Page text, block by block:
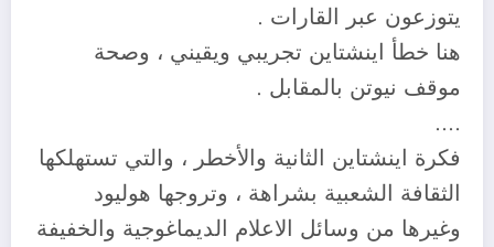
يتوزعون عبر القارات .
هنا خطأ اينشتاين تجريبي ويقيني ، وصحة
موقف نيوتن بالمقابل .
….
فكرة اينشتاين الثانية والأخطر ، والتي تستهلكها
الثقافة الشعبية بشراهة ، وتروجها هوليود
وغيرها من وسائل الاعلام الديماغوجية والخفيفة